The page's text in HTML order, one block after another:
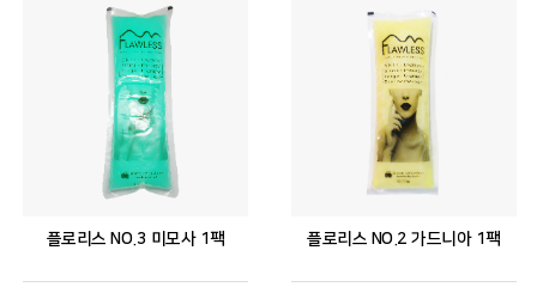
플로리스 NO.3 미모사 1팩 플로리스 NO.2 가드니아 1팩